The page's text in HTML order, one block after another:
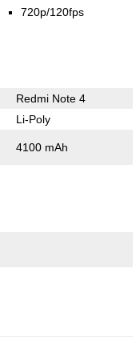
720p/120fps
Redmi Note 4
Li-Poly
4100 mAh